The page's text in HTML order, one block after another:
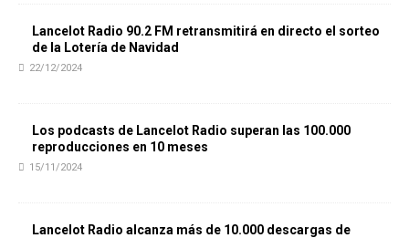
Lancelot Radio 90.2 FM retransmitirá en directo el sorteo
de la Lotería de Navidad
22/12/2024
Los podcasts de Lancelot Radio superan las 100.000
reproducciones en 10 meses
15/11/2024
Lancelot Radio alcanza más de 10.000 descargas de